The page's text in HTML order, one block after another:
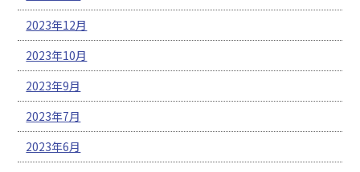
2023年12月
2023年10月
2023年9月
2023年7月
2023年6月